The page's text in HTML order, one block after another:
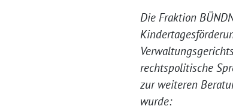
Die Fraktion
rechtspolitische
zur weiteren
wurde: